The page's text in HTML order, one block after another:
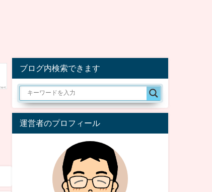
ブログ内検索できます
運営者のプロフィール